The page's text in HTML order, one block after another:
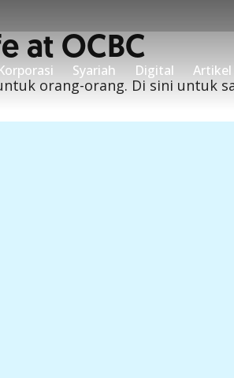
Syariah Digital Artikel
at OCBC
orang-orang. Di sini untuk